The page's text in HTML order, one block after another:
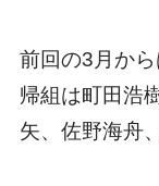
前回の3月か
帰組は町田浩
矢、佐野海舟